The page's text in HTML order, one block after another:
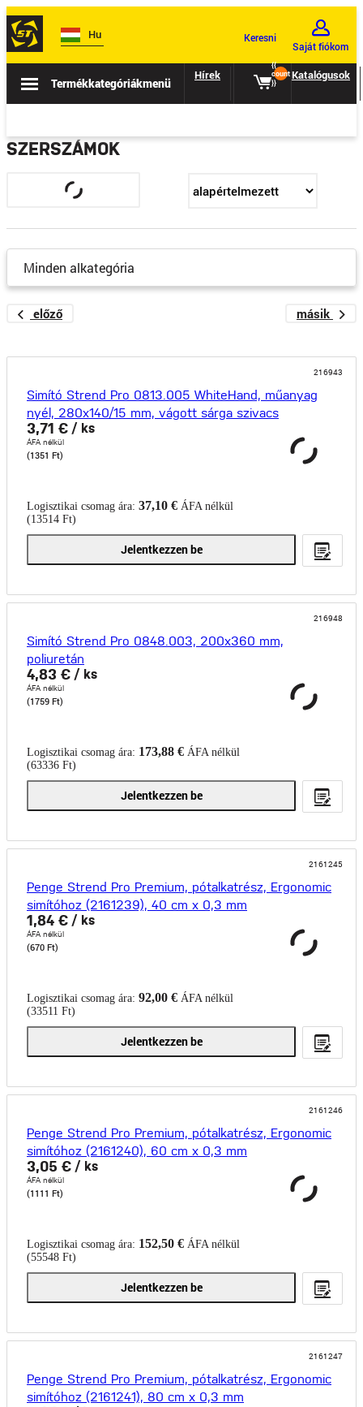
Hu Keresni
Saját fiókom
{{
count
}}
Termékkategóriákmenü
Hírek Eladás Katalógusok
SZERSZÁMOK
Minden alkategória
előző másik
216943
Simító Strend Pro 0813.005 WhiteHand, műanyag
nyél, 280x140/15 mm, vágott sárga szivacs
3,71 € / ks
ÁFA nélkül
(1351 Ft)
Logisztikai csomag ára: 37,10 € ÁFA nélkül
(13514 Ft)
Jelentkezzen be
216948
Simító Strend Pro 0848.003, 200x360 mm,
poliuretán
4,83 € / ks
ÁFA nélkül
(1759 Ft)
Logisztikai csomag ára: 173,88 € ÁFA nélkül
(63336 Ft)
Jelentkezzen be
2161245
Penge Strend Pro Premium, pótalkatrész, Ergonomic
simítóhoz (2161239), 40 cm x 0,3 mm
1,84 € / ks
ÁFA nélkül
(670 Ft)
Logisztikai csomag ára: 92,00 € ÁFA nélkül
(33511 Ft)
Jelentkezzen be
2161246
Penge Strend Pro Premium, pótalkatrész, Ergonomic
simítóhoz (2161240), 60 cm x 0,3 mm
3,05 € / ks
ÁFA nélkül
(1111 Ft)
Logisztikai csomag ára: 152,50 € ÁFA nélkül
(55548 Ft)
Jelentkezzen be
2161247
Penge Strend Pro Premium, pótalkatrész, Ergonomic
simítóhoz (2161241), 80 cm x 0,3 mm